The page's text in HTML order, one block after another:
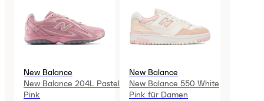
New Balance
New Balance 204L Pastel
Pink
New Balance
New Balance 550 White
Pink für Damen